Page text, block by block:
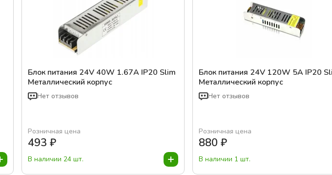
Блок питания 24V 40W 1.67A IP20 Slim
Металлический корпус
Нет отзывов
Розничная цена
493 ₽
В наличии 24 шт.
Блок питания 24V 120W 5A IP20
Металлический корпус
Нет отзывов
Розничная цена
880 ₽
В наличии 1 шт.